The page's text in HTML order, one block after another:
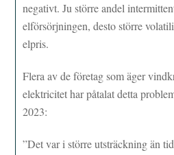
negativt. Ju större andel
elförsörjningen, desto större
elpris.
Flera av de företag som äger
elektricitet har påtalat detta
2023:
”Det var i större utsträckning än